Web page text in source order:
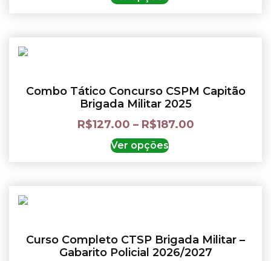
Combo Tático Concurso CSPM Capitão
Brigada Militar 2025
R$127.00 – R$187.00
Ver opções
Curso Completo CTSP Brigada Militar –
Gabarito Policial 2026/2027